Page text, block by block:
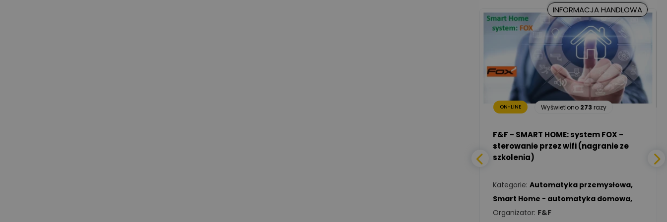
Kancelaria
Prawna CKC
Solution
Ekspert Prawnik
Zadaj pytanie
Marcin Nowicki
Ekspert mgr. inż. elektryk,
TIM SA
Zadaj pytanie
Renata
Ekspert Inżynieria
bezpieczeństwa
Zadaj pytanie
Adam Włastowski
Ekspert Zadaj pytanie
Ekspert Elektryk Zadaj pytanie
Tomasz Kowalski
INFORMACJA HANDLOWA
ON-LINE Wyświetlono 273 razy
F&F - SMART HOME: system FOX -
sterowanie przez wifi (nagranie ze
szkolenia)
Kategorie: Automatyka przemysłowa,
Smart Home - automatyka domowa,
Organizator: F&F